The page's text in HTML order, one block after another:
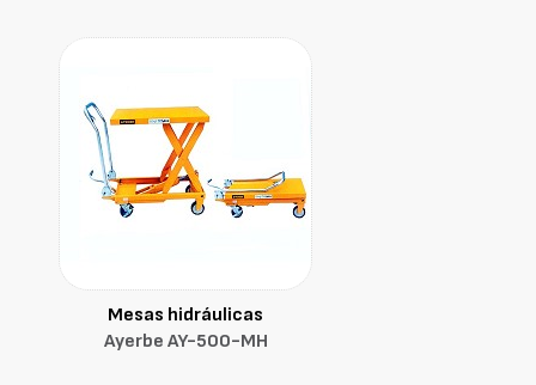
Mesas hidráulicas
Ayerbe AY-500-MH